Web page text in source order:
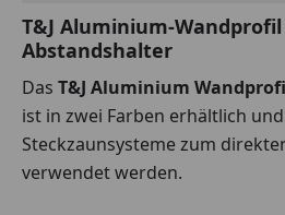
T&J Aluminium-
Abstandshalter
Das T&J Aluminium
ist in zwei Farben erhältlich
Steckzaunsysteme zum
verwendet werden.